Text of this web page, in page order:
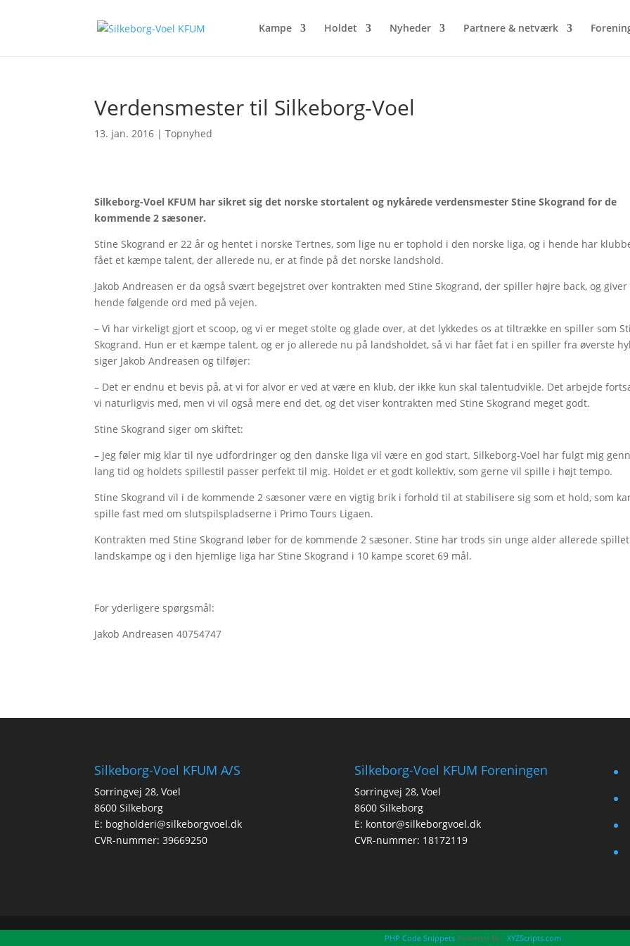
Kampe Holdet Nyheder Partnere & netværk
Verdensmester til Silkeborg-Voel
13. jan. 2016 |Topnyhed
Silkeborg-Voel KFUM har sikret sig det norske stortalent og nykårede verdensmester Stine Skogrand for de
kommende 2 sæsoner.
Stine Skogrand er 22 år og hentet i norske Tertnes, som lige nu er tophold i den norske liga, og i hende har
fået et kæmpe talent, der allerede nu, er at finde på det norske landshold.
Jakob Andreasen er da også svært begejstret over kontrakten med Stine Skogrand, der spiller højre back, og giver
hende følgende ord med på vejen.
– Vi har virkeligt gjort et scoop, og vi er meget stolte og glade over, at det lykkedes os at tiltrække en spiller som
Skogrand. Hun er et kæmpe talent, og er jo allerede nu på landsholdet, så vi har fået fat i en spiller fra øverste
siger Jakob Andreasen og tilføjer:
– Det er endnu et bevis på, at vi for alvor er ved at være en klub, der ikke kun skal talentudvikle. Det arbejde
vi naturligvis med, men vi vil også mere end det, og det viser kontrakten med Stine Skogrand meget godt.
Stine Skogrand siger om skiftet:
– Jeg føler mig klar til nye udfordringer og den danske liga vil være en god start. Silkeborg-Voel har fulgt mig
lang tid og holdets spillestil passer perfekt til mig. Holdet er et godt kollektiv, som gerne vil spille i højt tempo.
Stine Skogrand vil i de kommende 2 sæsoner være en vigtig brik i forhold til at stabilisere sig som et hold, som
spille fast med om slutspilspladserne i Primo Tours Ligaen.
Kontrakten med Stine Skogrand løber for de kommende 2 sæsoner. Stine har trods sin unge alder allerede
landskampe og i den hjemlige liga har Stine Skogrand i 10 kampe scoret 69 mål.
For yderligere spørgsmål:
Jakob Andreasen 40754747
Silkeborg-Voel KFUM A/S
Sorringvej 28, Voel
8600 Silkeborg
E: bogholderi@silkeborgvoel.dk
CVR-nummer: 39669250
Silkeborg-Voel KFUM Foreningen
Sorringvej 28, Voel
8600 Silkeborg
E: kontor@silkeborgvoel.dk
CVR-nummer: 18172119
PHP Code SnippetsPowered By : XYZScripts.com